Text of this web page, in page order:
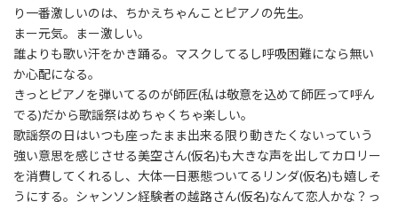
り一番激しいのは、ちかえちゃんことピアノの先生。
まー元気。まー激しい。
誰よりも歌い汗をかき踊る。マスクしてるし呼吸困難になら無い
か心配になる。
きっとピアノを弾いてるのが師匠(私は敬意を込めて師匠って呼ん
でる)だから歌謡祭はめちゃくちゃ楽しい。
歌謡祭の日はいつも座ったまま出来る限り動きたくないっていう
強い意思を感じさせる美空さん(仮名)も大きな声を出してカロリー
を消費してくれるし、大体一日悪態ついてるリンダ(仮名)も嬉しそ
うにする。シャンソン経験者の越路さん(仮名)なんて恋人かな？っ